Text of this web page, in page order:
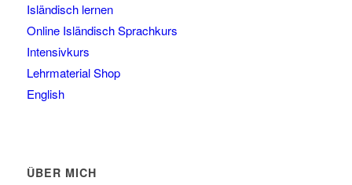
Isländisch lernen
Online Isländisch Sprachkurs
Intensivkurs
Lehrmaterial Shop
English
ÜBER MICH